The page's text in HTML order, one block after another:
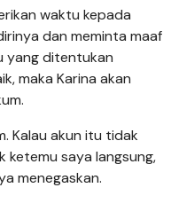
waktu kepada
dan meminta maaf
yang ditentukan
maka Karina akan
Kalau akun itu tidak
ketemu saya langsung,
menegaskan.